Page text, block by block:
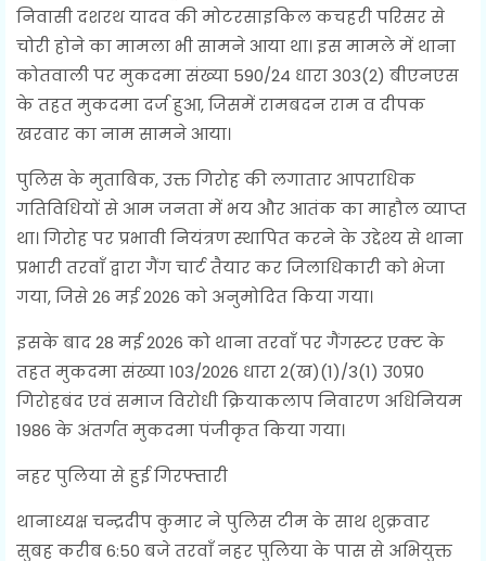
निवासी दशरथ यादव की मोटरसाइकिल कचहरी परिसर से
चोरी होने का मामला भी सामने आया था। इस मामले में थाना
कोतवाली पर मुकदमा संख्या 590/24 धारा 303(2) बीएनएस
के तहत मुकदमा दर्ज हुआ, जिसमें रामबदन राम व दीपक
खरवार का नाम सामने आया।
पुलिस के मुताबिक, उक्त गिरोह की लगातार आपराधिक
गतिविधियों से आम जनता में भय और आतंक का माहौल व्याप्त
था। गिरोह पर प्रभावी नियंत्रण स्थापित करने के उद्देश्य से थाना
प्रभारी तरवाँ द्वारा गैंग चार्ट तैयार कर जिलाधिकारी को भेजा
गया, जिसे 26 मई 2026 को अनुमोदित किया गया।
इसके बाद 28 मई 2026 को थाना तरवाँ पर गैंगस्टर एक्ट के
तहत मुकदमा संख्या 103/2026 धारा 2(ख)(1)/3(1) उ0प्र0
गिरोहबंद एवं समाज विरोधी क्रियाकलाप निवारण अधिनियम
1986 के अंतर्गत मुकदमा पंजीकृत किया गया।
नहर पुलिया से हुई गिरफ्तारी
थानाध्यक्ष चन्द्रदीप कुमार ने पुलिस टीम के साथ शुक्रवार
सुबह करीब 6:50 बजे तरवाँ नहर पुलिया के पास से अभियुक्त